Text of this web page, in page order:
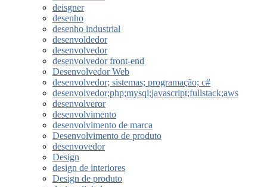
deisgner
desenho
desenho industrial
desenvoldedor
desenvolvedor
desenvolvedor front-end
Desenvolvedor Web
desenvolvedor; sistemas; programação; c#
desenvolvedor;php;mysql;javascript;fullstack;aws
desenvolveror
desenvolvimento
desenvolvimento de marca
Desenvolvimento de produto
desenvovedor
Design
design de interiores
Design de produto